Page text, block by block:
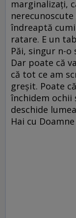
marginalizaţi,
îndreaptă
ratare. E un
Păi, singur n-o
Dar poate că
că tot ce am
greşit. Poate
închidem ochii
deschide
Hai cu